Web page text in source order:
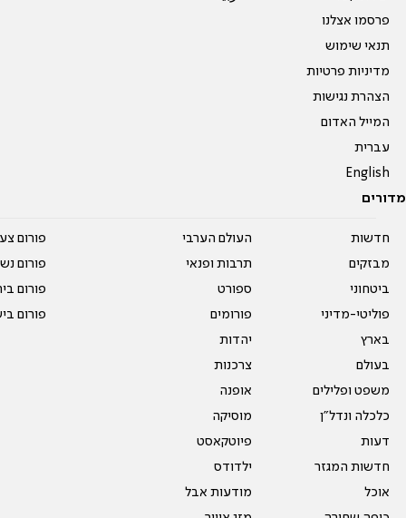
פרסמו אצלנו
תנאי שימוש
מדיניות פרטיות
הצהרת נגישות
המייל האדום
עברית
English
מדורים
חדשות
מבזקים
ביטחוני
פוליטי-מדיני
בארץ
בעולם
משפט ופלילים
כלכלה ונדל"ן
דעות
חדשות המגזר
אוכל
העולם הערבי
תרבות ופנאי
ספורט
פורומים
יהדות
צרכנות
אופנה
מוסיקה
פיוטקאסט
ילדודס
מודעות אבל
פורום
פורום
פורום
פורום